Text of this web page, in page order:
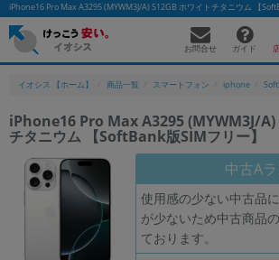
iPhone16 Pro Max A3295 (MYWM3J/A) 512GB ホワイトチタニウム 【
お問合せ ガイド
イオシス 【ホーム】 商品一覧 スマートフォン iphone
iPhone16 Pro Max A3295 (MYWM3J/A)
チタニウム 【SoftBank版SIMフリー】
中古A
使用感の少ない中古品
が少ないため中古商品
ております。
かんたんパソコン検索に切り替える
除外ワード